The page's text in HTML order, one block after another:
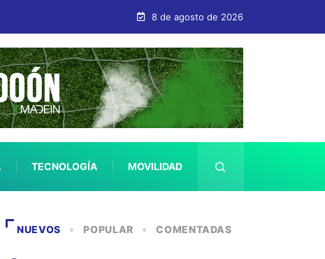
garantizar la seguridad de las gafas a la venta para la observación del
8 de agosto de 2026
TECNOLOGÍA MOVILIDAD
NUEVOS POPULAR COMENTADAS